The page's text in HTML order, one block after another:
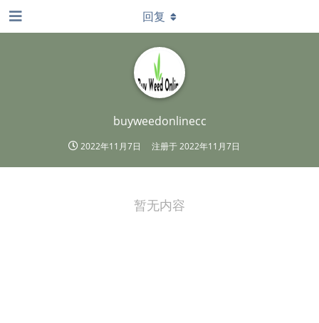
buyweedonlinecc
2022年11月7日 注册于2022年11月7日
回复
暂无内容